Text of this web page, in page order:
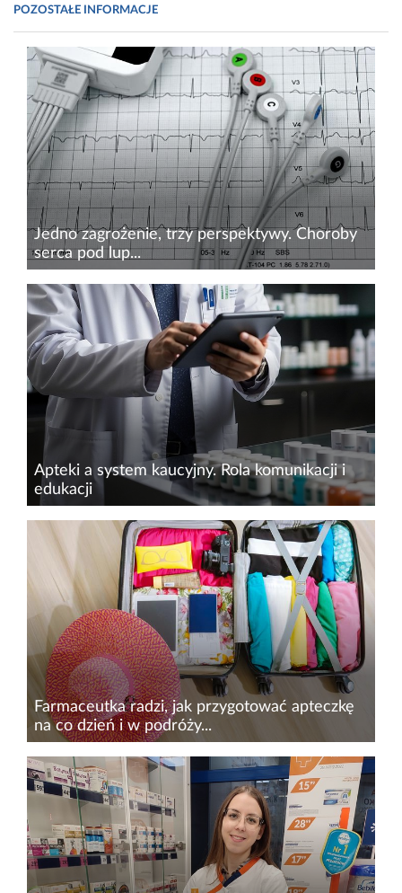
POZOSTAŁE INFORMACJE
Jedno zagrożenie, trzy perspektywy. Choroby
serca pod lup...
Rosnąca liczba pacjentów, zmieniający się profil
kliniczny oraz narastające koszty systemowe
sprawiają, że choroby sercowo-naczyniowe
(CVD) pozostają jednym z największych
wyzwań zdrowia publicznego w...
Apteki a system kaucyjny. Rola komunikacji i
edukacji
System kaucyjny, który ma zacząć obowiązywać
w Polsce od 2025 r., to jedno z kluczowych
narzędzi walki z odpadami opakowaniowymi.
Zgodnie z założeniami Ministerstwa Klimatu i
Środowiska&nbsp;jego...
Farmaceutka radzi, jak przygotować apteczkę
na co dzień i w podróży...
Zarówno w warunkach domowych, jak i
podczas wyjazdów wakacyjnych&nbsp;istotne
jest posiadanie właściwie skompletowanej
apteczki. Jej zawartość powinna umożliwiać
szybką reakcję w przypadku nagłych...